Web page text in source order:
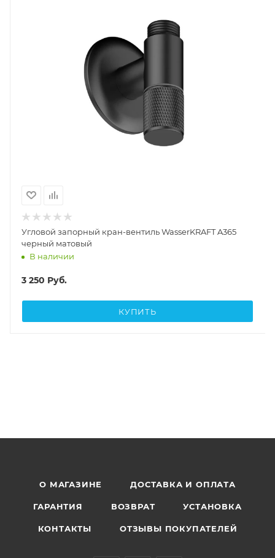
Угловой запорный кран-вентиль WasserKRAFT A365
черный матовый
В наличии
3 250 Руб.
КУПИТЬ
О МАГАЗИНЕ ДОСТАВКА И ОПЛАТА
ГАРАНТИЯ ВОЗВРАТ УСТАНОВКА
КОНТАКТЫ ОТЗЫВЫ ПОКУПАТЕЛЕЙ